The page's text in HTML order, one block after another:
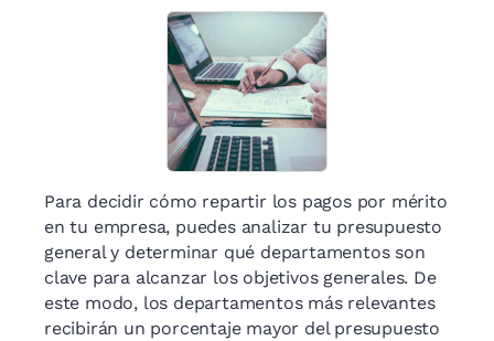
Para decidir cómo repartir los pagos por mérito
en tu empresa, puedes analizar tu presupuesto
general y determinar qué departamentos son
clave para alcanzar los objetivos generales. De
este modo, los departamentos más relevantes
recibirán un porcentaje mayor del presupuesto